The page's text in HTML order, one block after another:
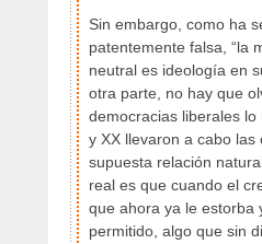
Sin embargo, como ha
patentemente falsa, “la
neutral es ideología en
otra parte, no hay que
democracias liberales
y XX llevaron a cabo
supuesta relación
real es que cuando el
que ahora ya le estorba
permitido, algo que sin